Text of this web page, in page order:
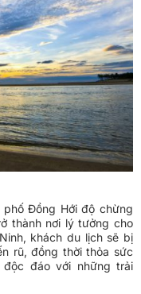
phố Đồng Hới độ chừng
thành nơi lý tưởng cho
khách du lịch sẽ bị
rũ, đồng thời thỏa sức
đáo với những trải